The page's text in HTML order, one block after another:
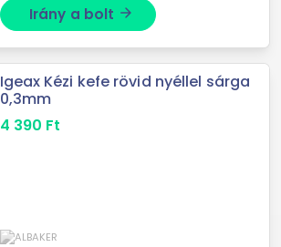
Irány a bolt arrow_forward
Igeax Kézi kefe rövid nyéllel sárga
0,3mm
4 390 Ft